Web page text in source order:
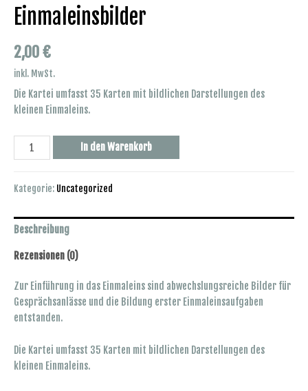
Einmaleinsbilder
2,00€
inkl. MwSt.
Die Kartei umfasst 35 Karten mit bildlichen Darstellungen des
kleinen Einmaleins.
Einmaleinsbilder
Menge
In den Warenkorb
Kategorie: Uncategorized
Beschreibung
Rezensionen (0)
Zur Einführung in das Einmaleins sind abwechslungsreiche Bilder für
Gesprächsanlässe und die Bildung erster Einmaleinsaufgaben
entstanden.
Die Kartei umfasst 35 Karten mit bildlichen Darstellungen des
kleinen Einmaleins.